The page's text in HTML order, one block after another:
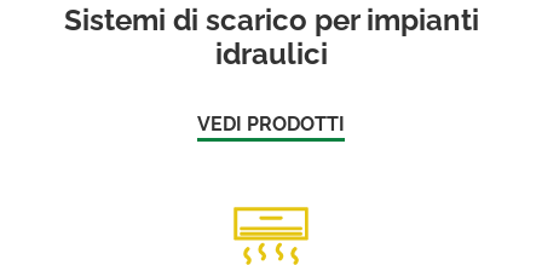
Sistemi di scarico per impianti
idraulici
VEDI PRODOTTI